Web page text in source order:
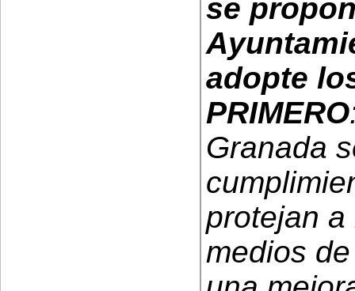
se
adopte
PRIMERO
Granada
protejan
medios